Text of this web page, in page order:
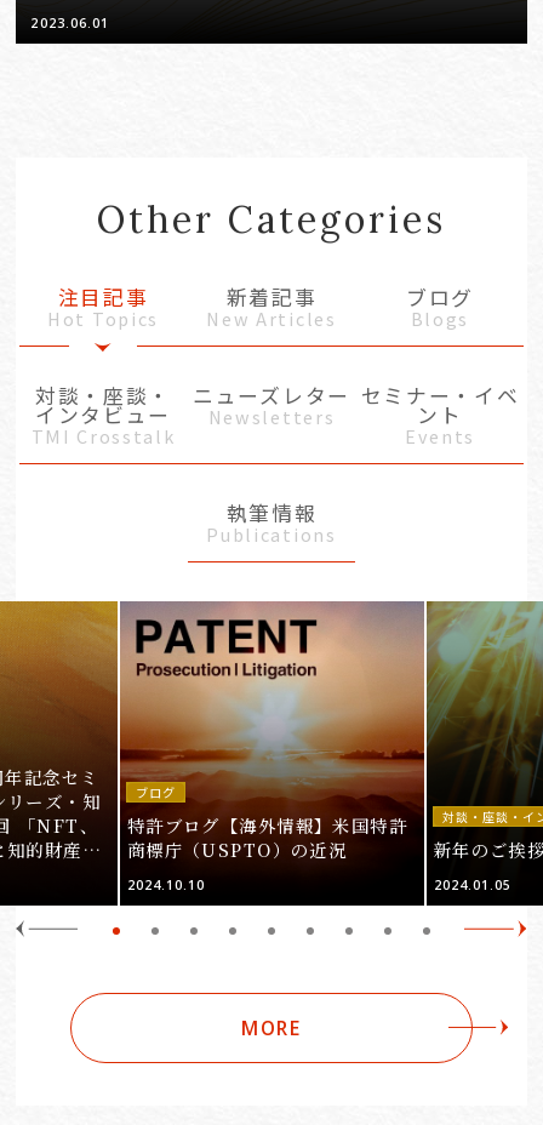
2023.06.01
Other Categories
注目記事
Hot Topics
新着記事
New Articles
ブログ
Blogs
対談・座談・
インタビュー
TMI Crosstalk
ニューズレター
Newsletters
セミナー・イベ
ント
Events
執筆情報
Publications
記念セミ
リーズ・知
「NFT、
知的財産
ブログ
特許ブログ【海外情報】米国特許
商標庁（USPTO）の近況
2024.10.10
対談・座談・イ
新年のご挨
2024.01.05
MORE